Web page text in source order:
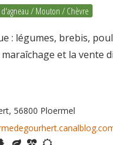
/ Mouton / Chèvre
: légumes, brebis,
et la vente
56800 Ploermel